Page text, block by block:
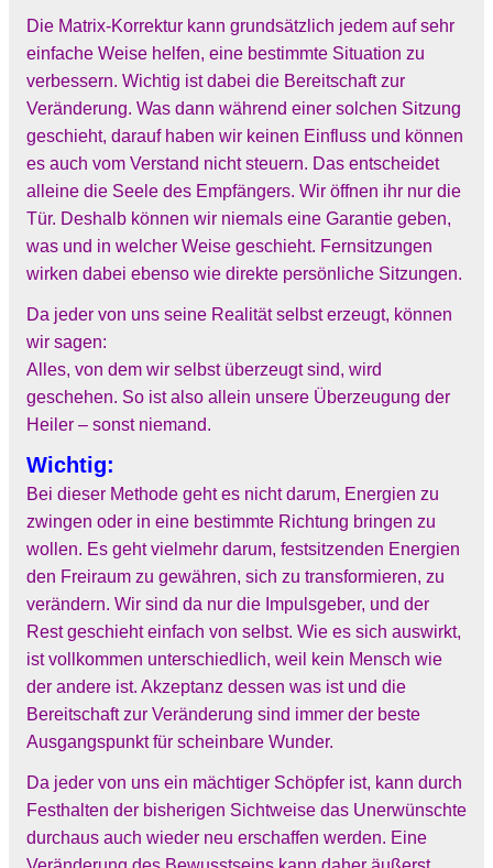
Die Matrix-Korrektur kann grundsätzlich jedem auf sehr
einfache Weise helfen, eine bestimmte Situation zu
verbessern. Wichtig ist dabei die Bereitschaft zur
Veränderung. Was dann während einer solchen Sitzung
geschieht, darauf haben wir keinen Einfluss und können
es auch vom Verstand nicht steuern. Das entscheidet
alleine die Seele des Empfängers. Wir öffnen ihr nur die
Tür. Deshalb können wir niemals eine Garantie geben,
was und in welcher Weise geschieht. Fernsitzungen
wirken dabei ebenso wie direkte persönliche Sitzungen.
Da jeder von uns seine Realität selbst erzeugt, können
wir sagen:
Alles, von dem wir selbst überzeugt sind, wird
geschehen. So ist also allein unsere Überzeugung der
Heiler – sonst niemand.
Wichtig:
Bei dieser Methode geht es nicht darum, Energien zu
zwingen oder in eine bestimmte Richtung bringen zu
wollen. Es geht vielmehr darum, festsitzenden Energien
den Freiraum zu gewähren, sich zu transformieren, zu
verändern. Wir sind da nur die Impulsgeber, und der
Rest geschieht einfach von selbst. Wie es sich auswirkt,
ist vollkommen unterschiedlich, weil kein Mensch wie
der andere ist. Akzeptanz dessen was ist und die
Bereitschaft zur Veränderung sind immer der beste
Ausgangspunkt für scheinbare Wunder.
Da jeder von uns ein mächtiger Schöpfer ist, kann durch
Festhalten der bisherigen Sichtweise das Unerwünschte
durchaus auch wieder neu erschaffen werden. Eine